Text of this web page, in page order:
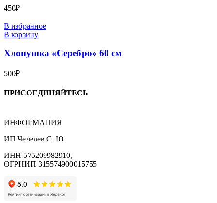
450₽
В избранное
В корзину
Хлопушка «Серебро» 60 см
500₽
ПРИСОЕДИНЯЙТЕСЬ
ИНФОРМАЦИЯ
ИП Чечелев С. Ю.
ИНН 575209982910,
ОГРНИП 315574900015755